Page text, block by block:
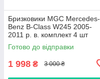
Бризковики MGC Mercedes-
Benz B-Class W245 2005-
2011 р. в. комплект 4 шт
Готово до відправки
1 998 ₴ 3 000 ₴